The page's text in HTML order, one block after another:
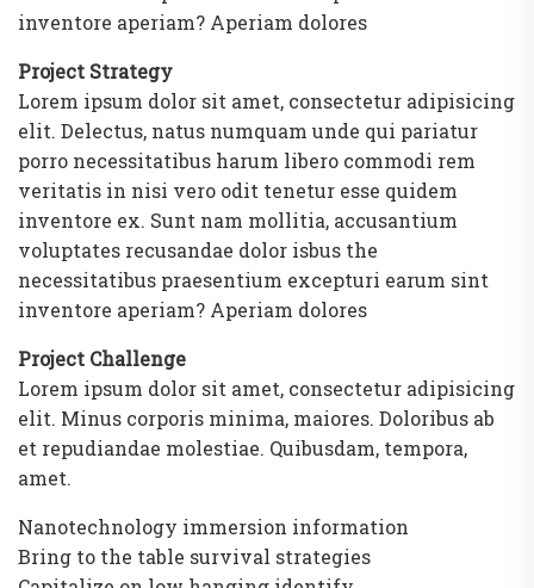
inventore aperiam? Aperiam dolores
Project Strategy
Lorem ipsum dolor sit amet, consectetur adipisicing
elit. Delectus, natus numquam unde qui pariatur
porro necessitatibus harum libero commodi rem
veritatis in nisi vero odit tenetur esse quidem
inventore ex. Sunt nam mollitia, accusantium
voluptates recusandae dolor isbus the
necessitatibus praesentium excepturi earum sint
inventore aperiam? Aperiam dolores
Project Challenge
Lorem ipsum dolor sit amet, consectetur adipisicing
elit. Minus corporis minima, maiores. Doloribus ab
et repudiandae molestiae. Quibusdam, tempora,
amet.
Nanotechnology immersion information
Bring to the table survival strategies